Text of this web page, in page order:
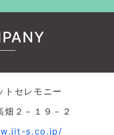
トセレモニー
畑２－１９－２
s.co.jp/